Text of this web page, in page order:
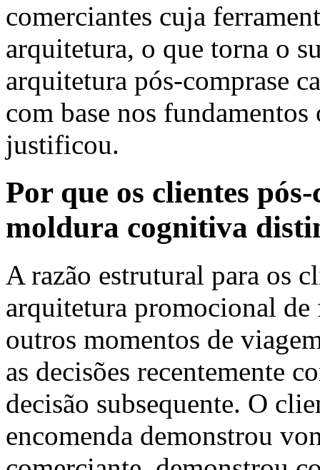
comerciantes cuja
arquitetura, o que torna o
arquitetura pós-comprase
com base nos
justificou.
Por que os clientes
moldura cognitiva
A razão estrutural para os
arquitetura promocional
outros momentos de
as decisões recentemente
decisão subsequente. O
encomenda demonstrou